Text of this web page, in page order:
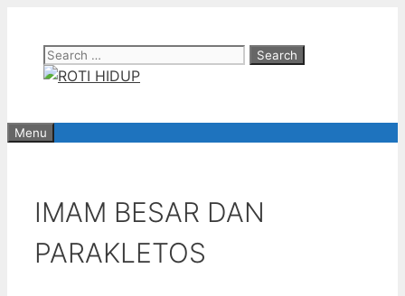
contentSearch
for:
Menu
IMAM BESAR DAN
PARAKLETOS